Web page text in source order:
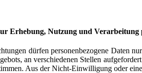
Erhebung, Nutzung und Verarbeitung
dürfen personenbezogene Daten
an verschiedenen Stellen
Aus der Nicht-Einwilligung oder